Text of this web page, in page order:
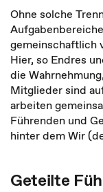
Ohne solche
gemeinschaftlich
Hier, so Endres
die
Mitglieder sind
arbeiten
Führenden und
hinter dem Wir
Geteilte